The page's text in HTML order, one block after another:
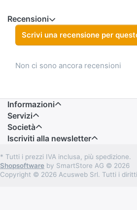
Recensioni
Scrivi una recensione per
Non ci sono ancora recensioni
Informazioni
Servizi
Società
Iscriviti alla newsletter
* Tutti i prezzi IVA inclusa, più spedizione.
Shopsoftware by SmartStore AG © 2026
Copyright © 2026 Acusweb Srl. Tutti i